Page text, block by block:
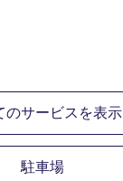
のサービスを表示
駐車場